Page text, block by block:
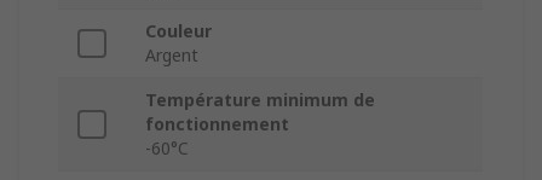
Couleur
Argent
Température minimum de
fonctionnement
-60°C